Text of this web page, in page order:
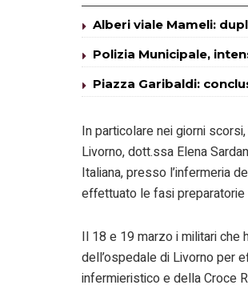
Alberi viale Mameli:
Polizia Municipale,
Piazza Garibaldi:
In particolare nei giorni
Livorno, dott.ssa Elena
Italiana, presso l’infermeria
effettuato le fasi preparatorie
Il 18 e 19 marzo i militari che
dell’ospedale di Livorno per
infermieristico e della Croce